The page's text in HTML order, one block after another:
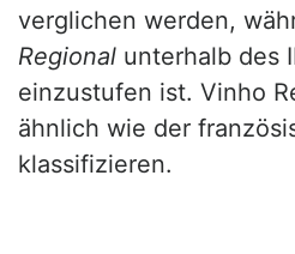
verglichen werden,
Regional unterhalb des
einzustufen ist. Vinho
ähnlich wie der
klassifizieren.